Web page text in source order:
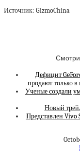
Источник: GizmoChina
Дефицит
продают только
Ученые создали
Новый
Представлен Vivo